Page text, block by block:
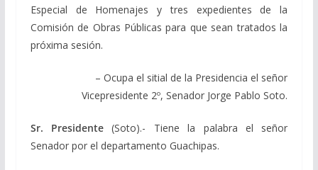
Especial de Homenajes y tres expedientes de la
Comisión de Obras Públicas para que sean tratados la
próxima sesión.
– Ocupa el sitial de la Presidencia el señor
Vicepresidente 2º, Senador Jorge Pablo Soto.
Sr. Presidente(Soto).- Tiene la palabra el señor
Senador por el departamento Guachipas.